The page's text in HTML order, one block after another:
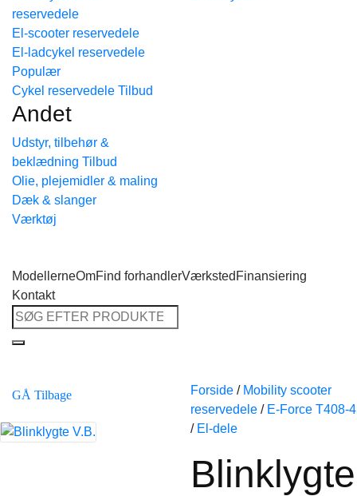
reservedele
El-scooter reservedele
El-ladcykel reservedele
Cykel reservedele
Andet
Udstyr, tilbehør &
beklædning
Olie, plejemidler & maling
Dæk & slanger
Værktøj
ModellerneOmFind forhandlerVærksted Finansiering
Kontakt
Søg
efter:
GÅ Tilbage Forside / Mobility scooter
reservedele / E-Force T408-4
/ El-dele
Blinklygte